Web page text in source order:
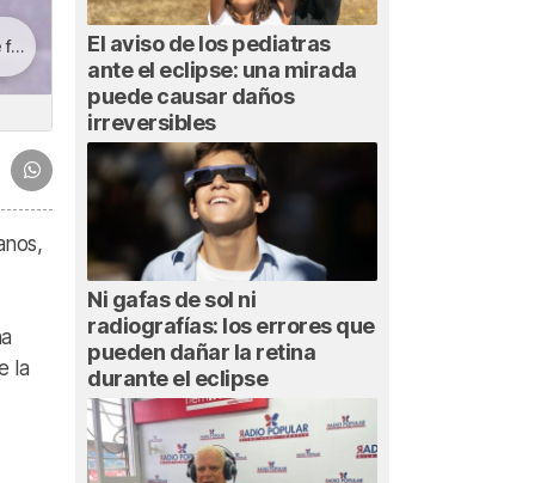
la
El aviso de los pediatras
ante el eclipse: una mirada
puede causar daños
irreversibles
Ni gafas de sol ni
radiografías: los errores que
pueden dañar la retina
durante el eclipse